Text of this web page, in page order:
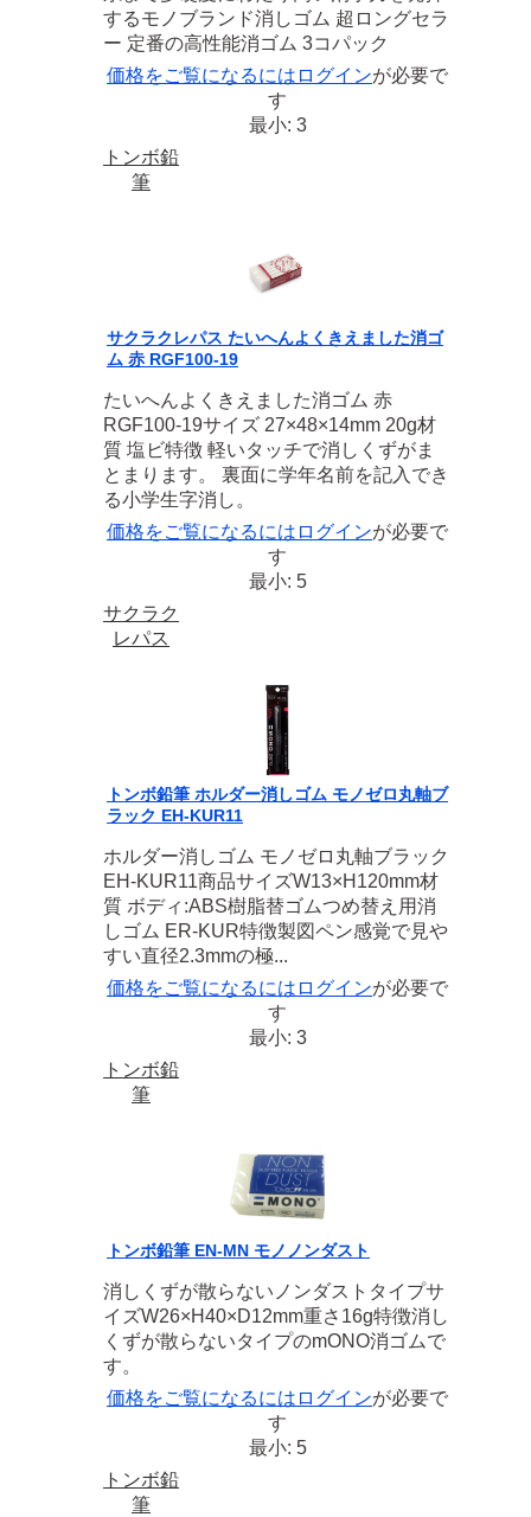
するモノブランド消しゴム 超ロングセラ
ー 定番の高性能消ゴム 3コパック
価格をご覧になるには ログインが必要で
す
最小: 3
トンボ鉛
筆
サクラクレパス たいへんよくきえました消ゴ
ム 赤 RGF100-19
たいへんよくきえました消ゴム 赤
RGF100-19サイズ 27×48×14mm 20g材
質 塩ビ特徴 軽いタッチで消しくずがま
とまります。 裏面に学年名前を記入でき
る小学生字消し。
価格をご覧になるには ログインが必要で
す
最小: 5
サクラク
レパス
トンボ鉛筆 ホルダー消しゴム モノゼロ丸軸ブ
ラック EH-KUR11
ホルダー消しゴム モノゼロ丸軸ブラック
EH-KUR11商品サイズW13×H120mm材
質 ボディ:ABS樹脂替ゴムつめ替え用消
しゴム ER-KUR特徴製図ペン感覚で見や
すい直径2.3mmの極...
価格をご覧になるには ログインが必要で
す
最小: 3
トンボ鉛
筆
トンボ鉛筆 EN-MN モノノンダスト
消しくずが散らないノンダストタイプサ
イズW26×H40×D12mm重さ16g特徴消し
くずが散らないタイプのmONO消ゴムで
す。
価格をご覧になるには ログインが必要で
す
最小: 5
トンボ鉛
筆